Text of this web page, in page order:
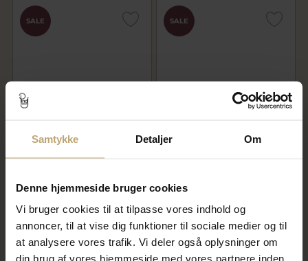
Samtykke Detaljer Om
Denne hjemmeside bruger cookies
Vi bruger cookies til at tilpasse vores indhold og
annoncer, til at vise dig funktioner til sociale medier og til
at analysere vores trafik. Vi deler også oplysninger om
din brug af vores hjemmeside med vores partnere inden
SALE
Pandora Række af Hjerter
ring forgyldt metalblanding
449,00 kr
359,20 kr
SALE
Pandora Række af Hjerter
239,20 kr
På lager